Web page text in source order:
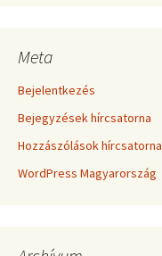
Meta
Bejelentkezés
Bejegyzések hírcsatorna
Hozzászólások hírcsatorna
WordPress Magyarország